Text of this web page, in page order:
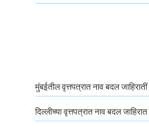
मुंबईतील वृत्तपत्रात नाव बदल जाहिरातीं
दिल्लीच्या वृत्तपत्रात नाव बदल जाहिरात